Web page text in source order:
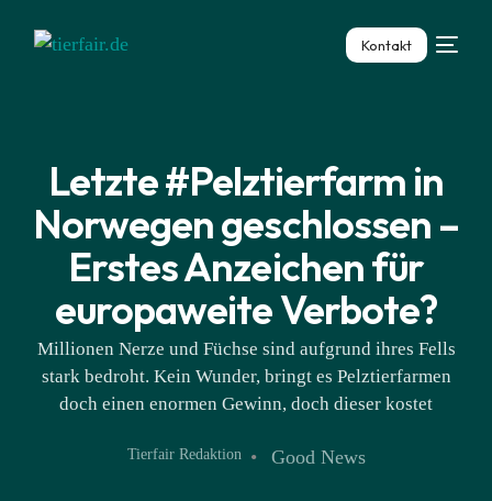
Kontakt
Letzte #Pelztierfarm in
Norwegen geschlossen –
Erstes Anzeichen für
europaweite Verbote?
Millionen Nerze und Füchse sind aufgrund ihres Fells
stark bedroht. Kein Wunder, bringt es Pelztierfarmen
doch einen enormen Gewinn, doch dieser kostet
Tierfair Redaktion Good News